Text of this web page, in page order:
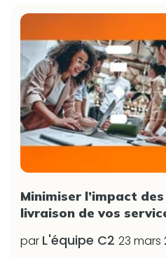
Minimiser l’impact
livraison de vos
par L'équipe C2 23 mars